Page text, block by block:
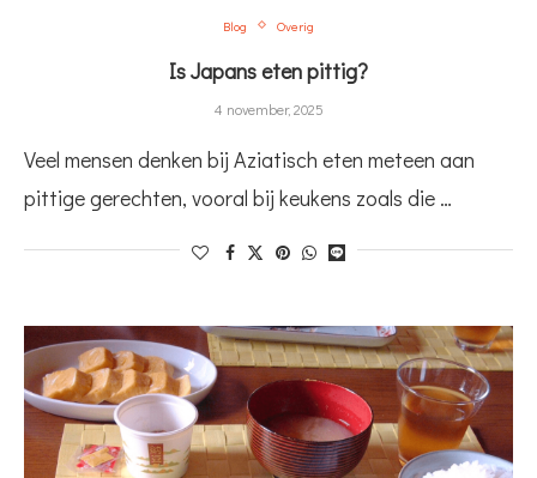
Blog Overig
Is Japans eten pittig?
4 november, 2025
Veel mensen denken bij Aziatisch eten meteen aan
pittige gerechten, vooral bij keukens zoals die …